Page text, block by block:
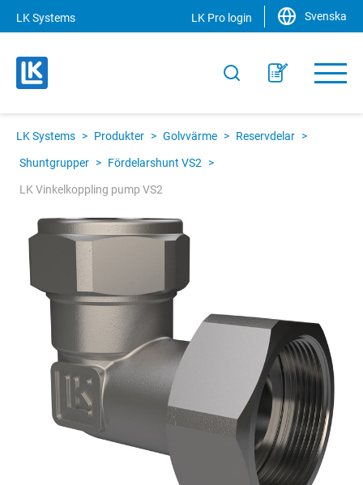
LK Systems LK Pro login Svenska
LK Systems > Produkter > Golvvärme > Reservdelar >
Shuntgrupper > Fördelarshunt VS2 >
LK Vinkelkoppling pump VS2